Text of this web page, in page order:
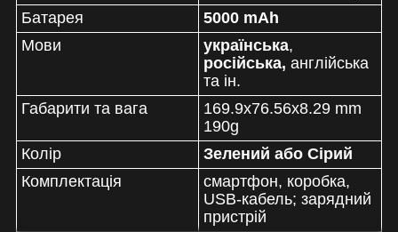
Батарея
5000 mAh
Мови
українська,
російська, англійська
та ін.
Габарити та вага
169.9x76.56x8.29 mm
190g
Колір
Зелений або Сірий
Комплектація
смартфон, коробка,
USB-кабель; зарядний
пристрій